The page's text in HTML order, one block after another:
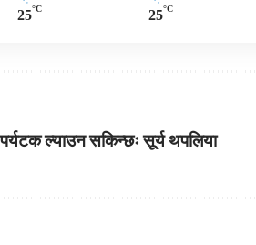
25°C 25°C
ल्याउन सकिन्छः सूर्य थपलिया